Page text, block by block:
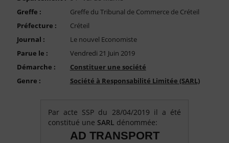
Compte PRO
Greffe :
Greffe du Tribunal de Commerce de Créteil
Préfecture :
Créteil
Journal :
Le nouvel Economiste
Parue le :
Vendredi 21 Juin 2019
Démarche :
Constituer une société
Genre :
Société à Responsabilité Limitée (SARL)
Par acte SSP du 28/04/2019 il a été
constitué une SARL dénommée:
AD TRANSPORT